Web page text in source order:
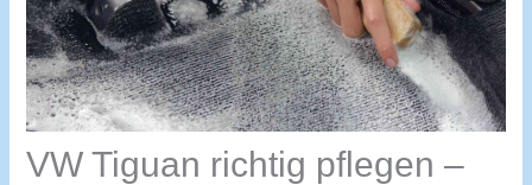
VW Tiguan richtig pflegen –